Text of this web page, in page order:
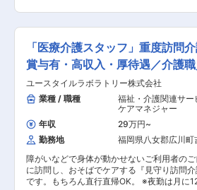
の取得などで給与UPのチャンス多数。最短
で給与UPした方もいます。 【POINT2：資格無料
者養成研修統合課程」や「実務者研修」の
可能です。 資格を取得すれば スタッフ → サービ
スリーダー → サービス提供責任者 → コーデ
ーター → マネージャーになることも可能、上
目指しやすい会社です♪
勤と夜勤月12回程度 ◎サービス提供責任者業務
一緒にお仕事をするスタッフさんのシフト管
教育など働きやすい環境を整えるお仕事を
願いします。 質問や相談などを気軽に受け
頼られる社員さんとして活躍してください！ ■介
護スタッフのフォロー・指導・育成・ケア ■
族との連絡 ■担当者会議への出席 など ◎ケア業
務 ■見守り・対話：状態の変化に気を配りな
の安全管理 ■生活介助： 家事援助（洗濯、掃
除、料理など） ■身体介護： 起床・就寝・入
浴・食事の介助など ■医療的ケア： たんの
引、経管栄養（胃ろう・腸ろう） など ※
は面談時にお伝えします ◎最初は先輩スタッフが
必ず同行し、業務の流れや注意点を徹底的に
します。未経験の方もプロとして成長できま
「医療介護スタッフ」重度訪問
賞与有・高収入・厚待遇／介護職
ユースタイルラボラトリー株式会社
業種 / 職種
福祉・介護関連サー
ケアマネジャー
年収
29万円~
勤務地
福岡県八女郡広川町
障がいなどで身体が動かせないご利用者の
に訪問し、おそばでケアする『見守り訪問介
です。もちろん直行直帰OK。 ※夜勤は月に